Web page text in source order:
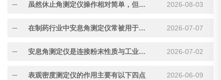
虽然休止角测定仪操作相对简单，但测量结果受多种因素影响 2026-08-03
在制药行业中安息角测定仪常被用于评估压片用颗粒的流动性 2026-07-07
安息角测定仪是连接粉末性质与工业应用的重要工具 2026-07-02
表观密度测定仪的作用主要有以下四点 2026-06-09